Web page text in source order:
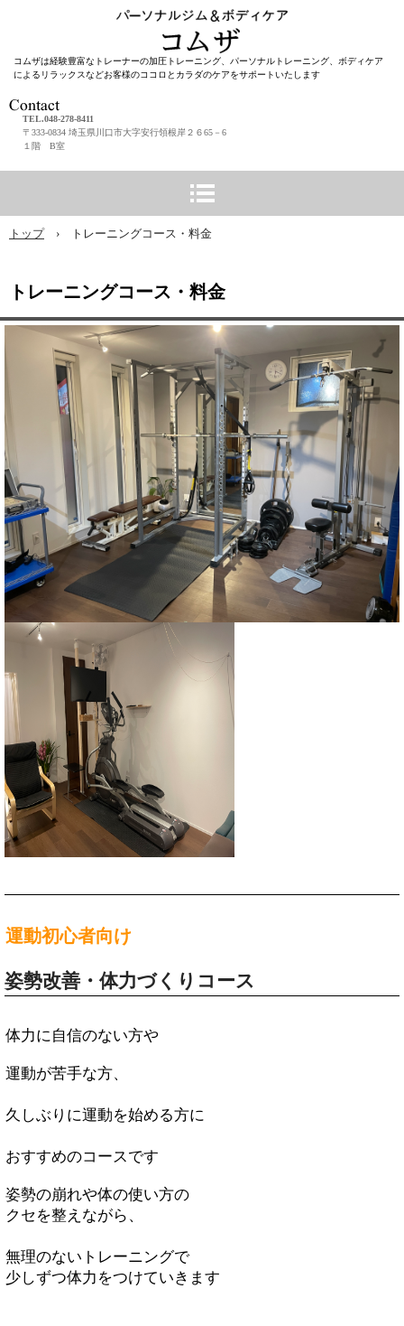
コムザは経験豊富なトレーナーの加圧トレーニング、パーソナルトレーニング、ボディケア
によるリラックスなどお客様のココロとカラダのケアをサポートいたします
TEL.048-278-8411
〒333-0834 埼玉県川口市大字安行領根岸２６65－6
１階 B室
トップ › トレーニングコース・料金
トレーニングコース・料金
運動初心者向け
姿勢改善・体力づくりコース
体力に自信のない方や
運動が苦手な方、
久しぶりに運動を始める方に
おすすめのコースです
姿勢の崩れや体の使い方の
クセを整えながら、
無理のないトレーニングで
少しずつ体力をつけていきます